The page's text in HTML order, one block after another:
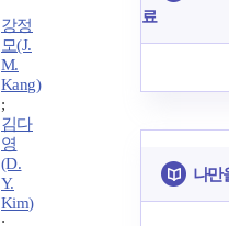
강정
모(J.
M.
Kang)
;
김다
영
(D.
Y.
Kim)
료
나만